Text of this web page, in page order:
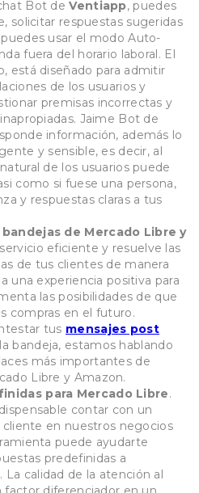
Bot deVentiapp, puedes
solicitar respuestas sugeridas
usar el modo Auto-
fuera del horario laboral. El
está diseñado para admitir
de los usuarios y
premisas incorrectas y
Jaime Bot de
información, además lo
y sensible, es decir, al
de los usuarios puede
como si fuese una persona,
y respuestas claras a tus
de Mercado Libre y
eficiente y resuelve las
de tus clientes de manera
una experiencia positiva para
las posibilidades de que
compras en el futuro.
tus mensajes post
bandeja, estamos hablando
más importantes de
Libre y Amazon.
para Mercado Libre.
contar con un
en nuestros negocios
puede ayudarte
predefinidas a
calidad de la atención al